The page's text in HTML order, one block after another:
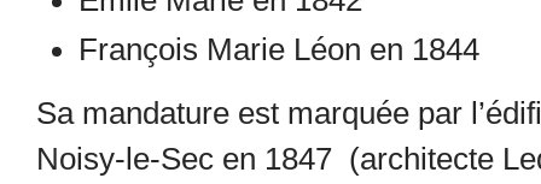
François Marie Léon en 1844
Sa mandature est marquée par
Noisy-le-Sec en 1847 (architecte